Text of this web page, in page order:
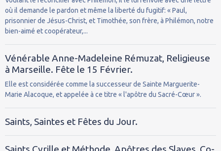
où il demande le pardon et même la liberté du fugitif: « Paul,
prisonnier de Jésus-Christ, et Timothée, son frère, à Philémon, notre
bien-aimé et coopérateur,...
Vénérable Anne-Madeleine Rémuzat, Religieuse
à Marseille. Fête le 15 Février.
Elle est considérée comme la successeur de Sainte Marguerite-
Marie Alacoque, et appelée à ce titre « l'apôtre du Sacré-Cœur ».
Saints, Saintes et Fêtes du Jour.